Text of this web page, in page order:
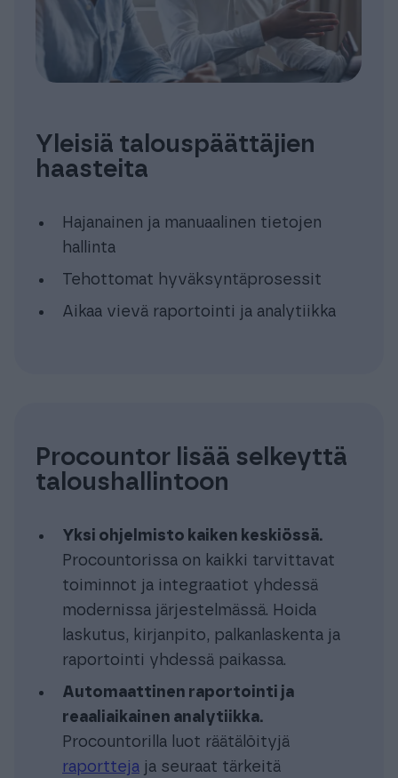
Yleisiä talouspäättäjien
haasteita
Hajanainen ja manuaalinen tietojen
hallinta
Tehottomat hyväksyntäprosessit
Aikaa vievä raportointi ja analytiikka
Procountor lisää selkeyttä
taloushallintoon
Yksi ohjelmisto kaiken keskiössä.
Procountorissa on kaikki tarvittavat
toiminnot ja integraatiot yhdessä
modernissa järjestelmässä. Hoida
laskutus, kirjanpito, palkanlaskenta ja
raportointi yhdessä paikassa.
Automaattinen raportointi ja
reaaliaikainen analytiikka.
Procountorilla luot räätälöityjä
raportteja ja seuraat tärkeitä